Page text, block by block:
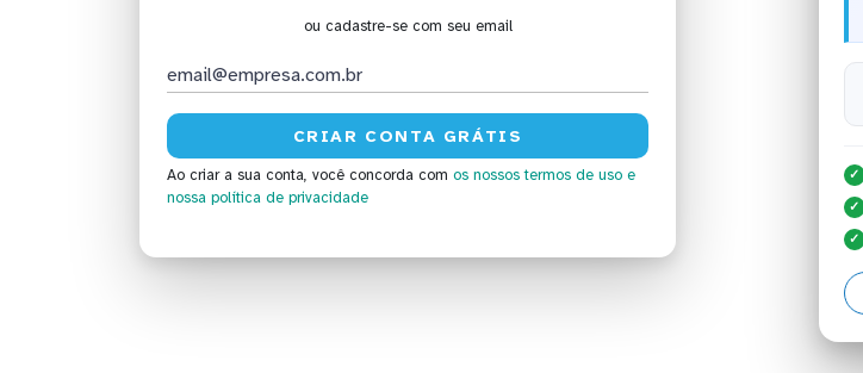
ou cadastre-se com seu email
Ao criar a sua conta, você concorda com os nossos termos de uso e
nossa política de privacidade
✓
✓
✓